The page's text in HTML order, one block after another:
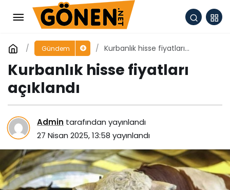
Gündem
Kurbanlık hisse fiyatları
Kurbanlık hisse fiyatları
açıklandı
Admin tarafından yayınlandı
27 Nisan 2025, 13:58 yayınlandı